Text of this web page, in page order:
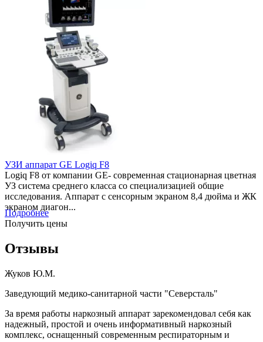
УЗИ аппарат GE Logiq F8
Logiq F8 от компании GE- современная стационарная цветная
УЗ система среднего класса со специализацией общие
исследования. Аппарат с сенсорным экраном 8,4 дюйма и ЖК
экраном диагон...
Подробнее
Получить цены
Отзывы
Жуков Ю.М.
Заведующий медико-санитарной части "Северсталь"
За время работы наркозный аппарат зарекомендовал себя как
надежный, простой и очень информативный наркозный
комплекс, оснащенный современным респираторным и